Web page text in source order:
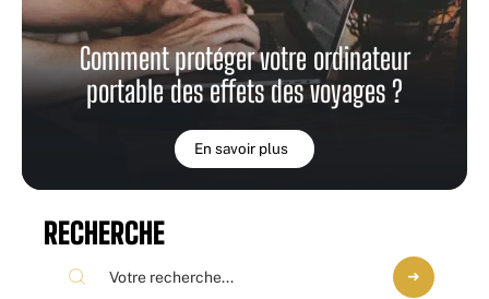
Comment protéger votre ordinateur
portable des effets des voyages ?
En savoir plus
RECHERCHE